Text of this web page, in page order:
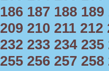
186 187 188 189
209 210 211 212
232 233 234 235
255 256 257 258